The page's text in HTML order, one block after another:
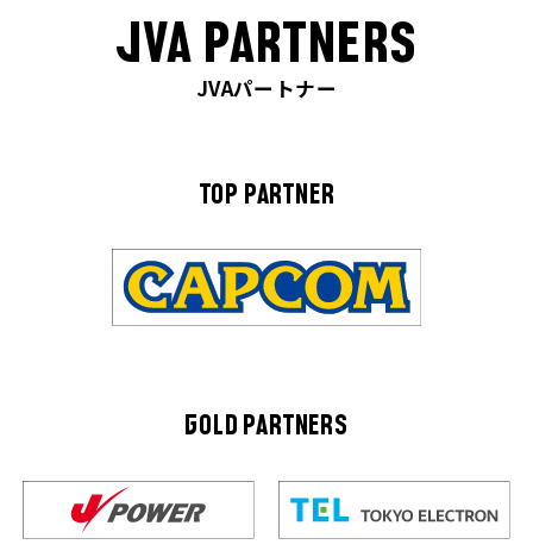
JVA PARTNERS
JVAパートナー
TOP PARTNER
GOLD PARTNERS